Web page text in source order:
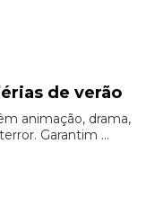
de verão
animação, drama,
Garantim ...